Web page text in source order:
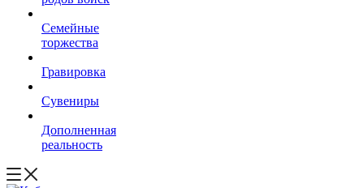
Семейные
торжества
Гравировка
Сувениры
Дополненная
реальность